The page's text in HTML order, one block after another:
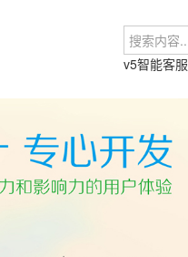
v5智能客服